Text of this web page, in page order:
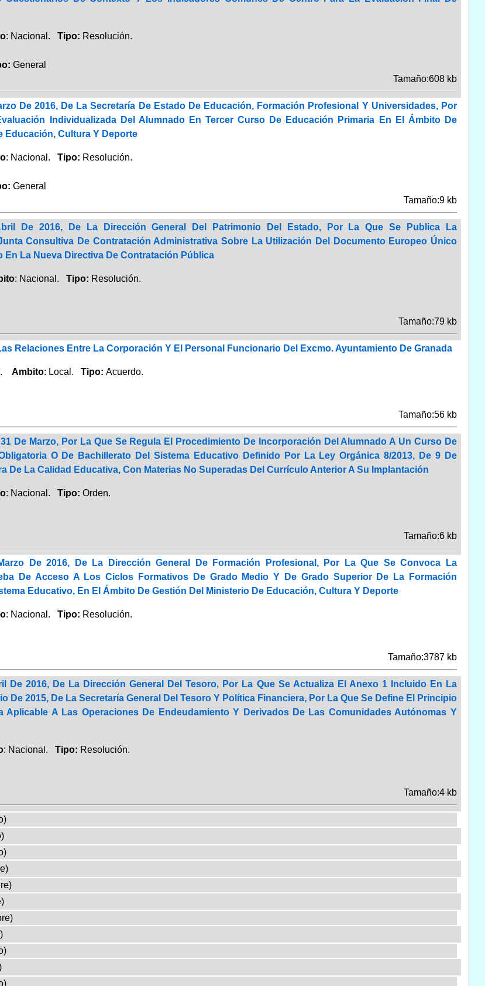
: Nacional. Tipo: Resolución.
General
Tamaño:608 kb
De 2016, De La Secretaría De Estado De Educación, Formación Profesional Y Universidades, Por
Individualizada Del Alumnado En Tercer Curso De Educación Primaria En El Ámbito De
Educación, Cultura Y Deporte
: Nacional. Tipo: Resolución.
General
Tamaño:9 kb
De 2016, De La Dirección General Del Patrimonio Del Estado, Por La Que Se Publica La
Consultiva De Contratación Administrativa Sobre La Utilización Del Documento Europeo Único
En La Nueva Directiva De Contratación Pública
: Nacional. Tipo: Resolución.
Tamaño:79 kb
Relaciones Entre La Corporación Y El Personal Funcionario Del Excmo. Ayuntamiento De Granada
Ambito: Local. Tipo: Acuerdo.
Tamaño:56 kb
De Marzo, Por La Que Se Regula El Procedimiento De Incorporación Del Alumnado A Un Curso De
O De Bachillerato Del Sistema Educativo Definido Por La Ley Orgánica 8/2013, De 9 De
De La Calidad Educativa, Con Materias No Superadas Del Currículo Anterior A Su Implantación
: Nacional. Tipo: Orden.
Tamaño:6 kb
De 2016, De La Dirección General De Formación Profesional, Por La Que Se Convoca La
De Acceso A Los Ciclos Formativos De Grado Medio Y De Grado Superior De La Formación
Educativo, En El Ámbito De Gestión Del Ministerio De Educación, Cultura Y Deporte
: Nacional. Tipo: Resolución.
Tamaño:3787 kb
De 2016, De La Dirección General Del Tesoro, Por La Que Se Actualiza El Anexo 1 Incluido En La
De 2015, De La Secretaría General Del Tesoro Y Política Financiera, Por La Que Se Define El Principio
Aplicable A Las Operaciones De Endeudamiento Y Derivados De Las Comunidades Autónomas Y
: Nacional. Tipo: Resolución.
Tamaño:4 kb